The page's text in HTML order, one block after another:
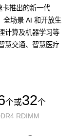
卡推出的新一代
全场景 AI 和开放生
计算及机器学习等
慧交通、智慧医疗
个或32个
RDIMM